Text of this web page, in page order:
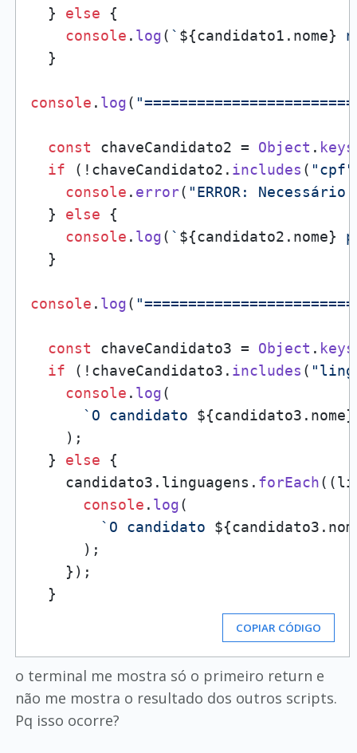
  }
else {
console . log( ` ${candidato1.nome}
  }
console . log(
const chaveCandidato2 = Object . keys
if (!chaveCandidato2. includes ( "cpf"
console . error( "ERROR:
  }
else {
console . log( ` ${candidato2.nome}
  }
console . log(
const chaveCandidato3 = Object . keys
if (!chaveCandidato3. includes (
console . log(
`O candidato ${candidato3.nome}
    );
  }
else {
    candidato3.
linguagens . forEach( (
console . log(
`O candidato
      );
    });
COPIAR CÓDIGO
o terminal me mostra só o primeiro return e
não me mostra o resultado dos outros scripts.
Pq isso ocorre?